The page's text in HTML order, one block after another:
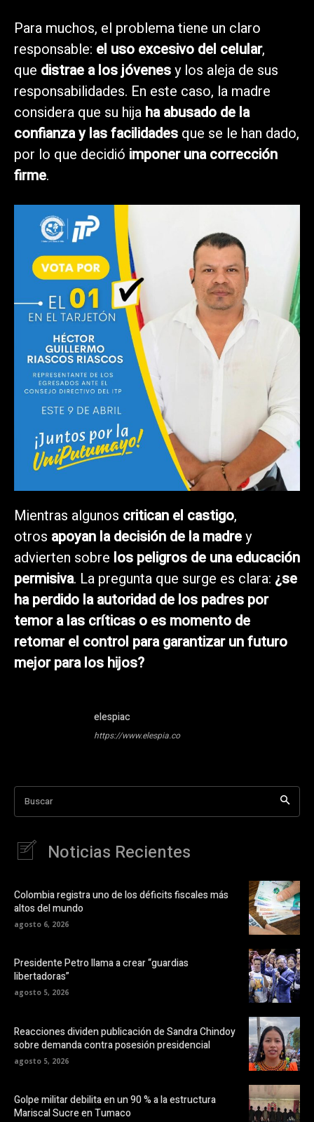
Para muchos, el problema tiene un claro
responsable: el uso excesivo del celular,
que distrae a los jóvenesy los aleja de sus
responsabilidades. En este caso, la madre
considera que su hija ha abusado de la
confianza y las facilidades que se le han dado,
por lo que decidió imponer una corrección
firme.
Mientras algunos critican el castigo,
otros apoyan la decisión de la madrey
advierten sobre los peligros de una educación
permisiva. La pregunta que surge es clara: ¿se
ha perdido la autoridad de los padres por
temor a las críticas o es momento de
retomar el control para garantizar un futuro
mejor para los hijos?
elespiac
https://www.elespia.co
Buscar
Noticias Recientes
Colombia registra uno de los déficits fiscales más
altos del mundo
agosto 6, 2026
Presidente Petro llama a crear “guardias
libertadoras”
agosto 5, 2026
Reacciones dividen publicación de Sandra Chindoy
sobre demanda contra posesión presidencial
agosto 5, 2026
Golpe militar debilita en un 90 % a la estructura
Mariscal Sucre en Tumaco